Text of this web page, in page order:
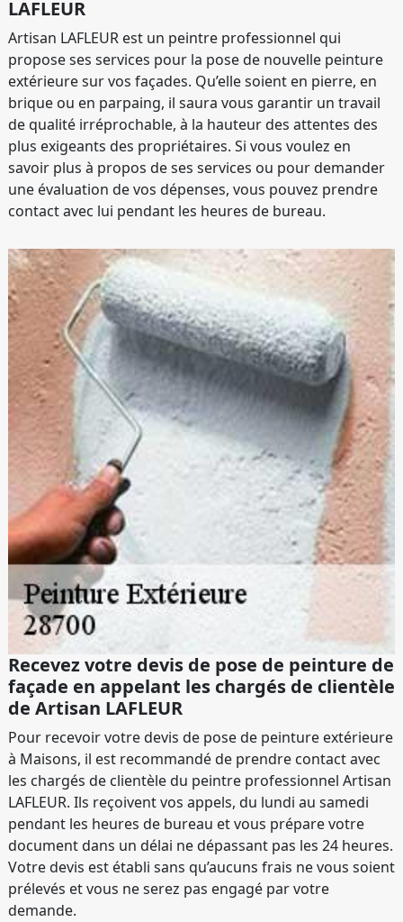
LAFLEUR
Artisan LAFLEUR est un peintre professionnel qui
propose ses services pour la pose de nouvelle peinture
extérieure sur vos façades. Qu’elle soient en pierre, en
brique ou en parpaing, il saura vous garantir un travail
de qualité irréprochable, à la hauteur des attentes des
plus exigeants des propriétaires. Si vous voulez en
savoir plus à propos de ses services ou pour demander
une évaluation de vos dépenses, vous pouvez prendre
contact avec lui pendant les heures de bureau.
Recevez votre devis de pose de peinture de
façade en appelant les chargés de clientèle
de Artisan LAFLEUR
Pour recevoir votre devis de pose de peinture extérieure
à Maisons, il est recommandé de prendre contact avec
les chargés de clientèle du peintre professionnel Artisan
LAFLEUR. Ils reçoivent vos appels, du lundi au samedi
pendant les heures de bureau et vous prépare votre
document dans un délai ne dépassant pas les 24 heures.
Votre devis est établi sans qu’aucuns frais ne vous soient
prélevés et vous ne serez pas engagé par votre
demande.